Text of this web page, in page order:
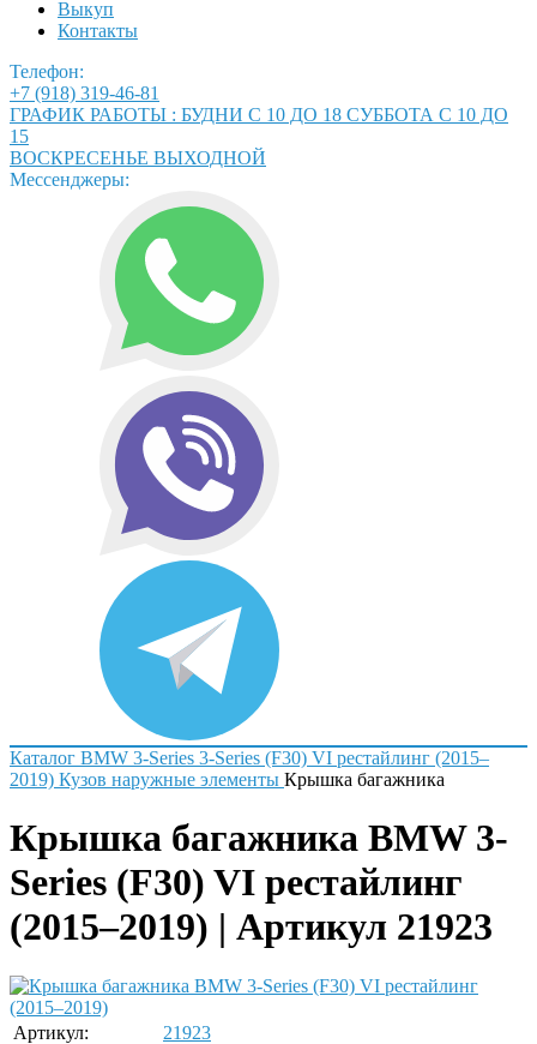
Выкуп
Контакты
Телефон:
+7 (918) 319-46-81
ГРАФИК РАБОТЫ : БУДНИ С 10 ДО 18 СУББОТА С 10 ДО
15
ВОСКРЕСЕНЬЕ ВЫХОДНОЙ
Мессенджеры:
Каталог BMW 3-Series 3-Series (F30) VI рестайлинг (2015–
2019) Кузов наружные элементы Крышка багажника
Крышка багажника BMW 3-
Series (F30) VI рестайлинг
(2015–2019) | Артикул 21923
Артикул:
21923